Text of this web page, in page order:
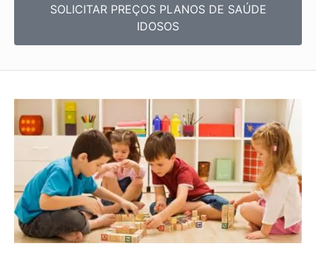
SOLICITAR PREÇOS PLANOS DE SAÚDE
IDOSOS